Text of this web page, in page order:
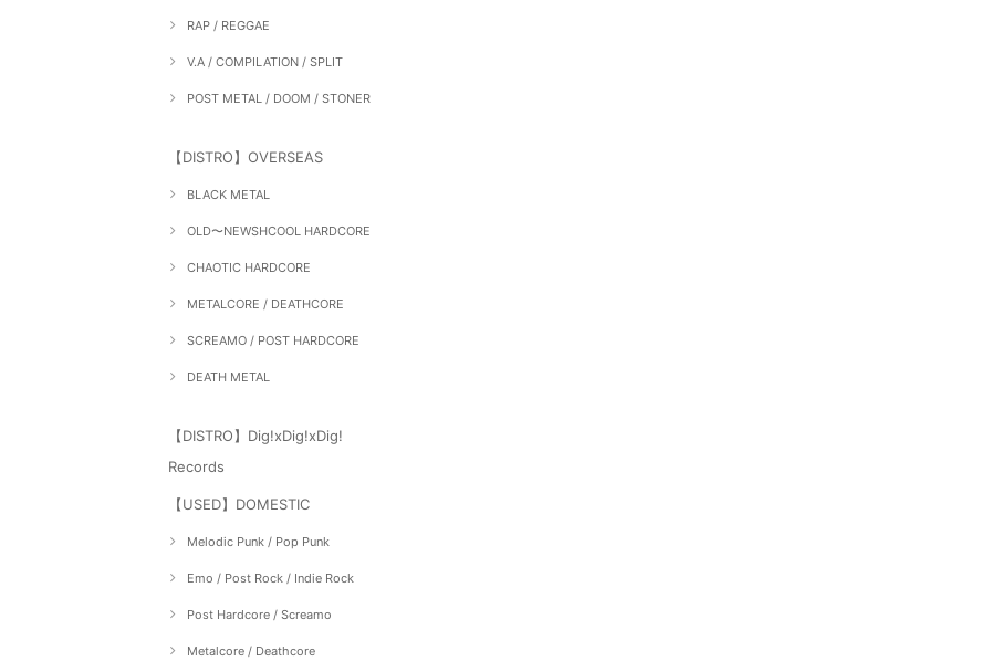
RAP / REGGAE
V.A / COMPILATION / SPLIT
POST METAL / DOOM / STONER
【DISTRO】OVERSEAS
BLACK METAL
OLD〜NEWSHCOOL HARDCORE
CHAOTIC HARDCORE
METALCORE / DEATHCORE
SCREAMO / POST HARDCORE
DEATH METAL
【DISTRO】Dig!xDig!xDig!
Records
【USED】DOMESTIC
Melodic Punk / Pop Punk
Emo / Post Rock / Indie Rock
Post Hardcore / Screamo
Metalcore / Deathcore